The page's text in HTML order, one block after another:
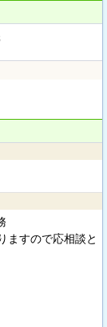
ますので応相談と